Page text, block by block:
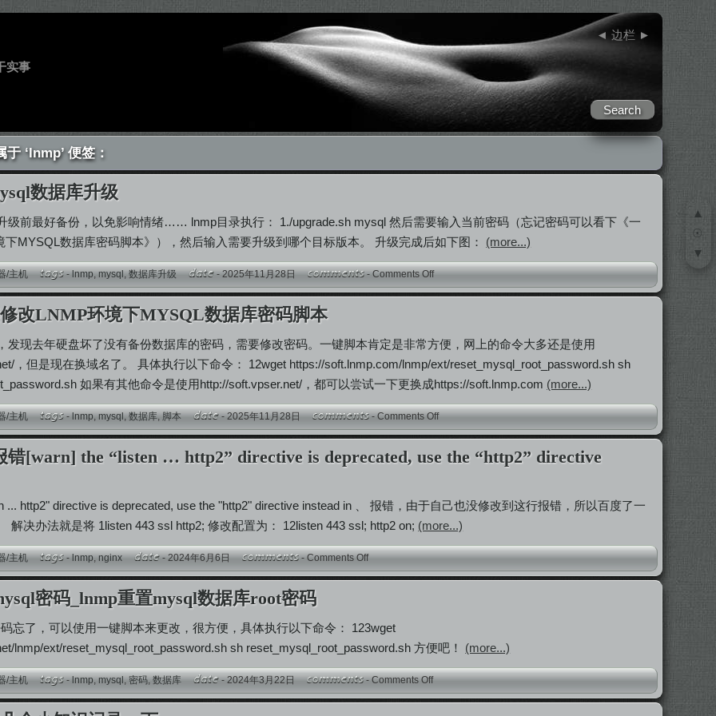
◄ 边栏 ►
实事
‘lnmp’ 便签：
数据库升级
级前最好备份，以免影响情绪…… lnmp目录执行： 1./upgrade.sh mysql 然后需要输入当前密码（忘记密码可以看下《一
下MYSQL数据库密码脚本》），然后输入需要升级到哪个目标版本。 升级完成后如下图： (more...)
/主机 -lnmp,mysql,数据库升级 - 2025年11月28日 -Comments Off
改LNMP环境下MYSQL数据库密码脚本
发现去年硬盘坏了没有备份数据库的密码，需要修改密码。一键脚本肯定是非常方便，网上的命令大多还是使用
，但是现在换域名了。 具体执行以下命令： 12wget https://soft.lnmp.com/lnmp/ext/reset_mysql_root_password.sh sh
如果有其他命令是使用http://soft.vpser.net/，都可以尝试一下更换成https://soft.lnmp.com (more...)
/主机 -lnmp,mysql,数据库,脚本 - 2025年11月28日 -Comments Off
错[warn] the “listen … http2” directive is deprecated, use the “http2” directive
... http2" directive is deprecated, use the "http2" directive instead in 、 报错，由于自己也没修改到这行报错，所以百度了一
解决办法就是将 1listen 443 ssl http2; 修改配置为： 12listen 443 ssl; http2 on; (more...)
/主机 -lnmp,nginx - 2024年6月6日 -Comments Off
密码_lnmp重置mysql数据库root密码
忘了，可以使用一键脚本来更改，很方便，具体执行以下命令： 123wget
lnmp/ext/reset_mysql_root_password.sh sh reset_mysql_root_password.sh 方便吧！ (more...)
/主机 -lnmp,mysql,密码,数据库 - 2024年3月22日 -Comments Off
▲
☉
▼